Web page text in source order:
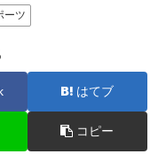
ーツ
はてブ
コピー